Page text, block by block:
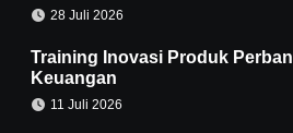
28 Juli 2026
Training Inovasi Produk
Keuangan
11 Juli 2026